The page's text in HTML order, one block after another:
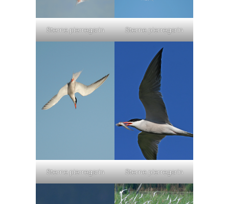
Sterne pierregarin Sterne pierregarin
Sterne pierregarin Sterne pierregarin